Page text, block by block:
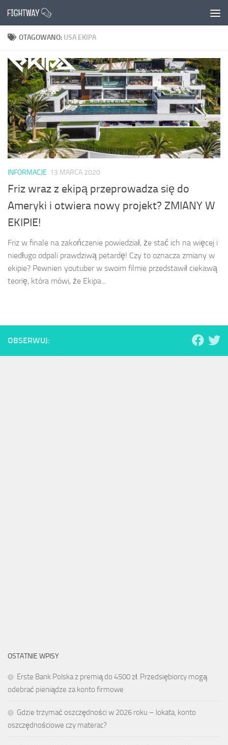
Przejdź do treści
OTAGOWANO: USA EKIPA
INFORMACJE 13 MARCA 2020
Friz wraz z ekipą przeprowadza się do
Ameryki i otwiera nowy projekt? ZMIANY W
EKIPIE!
Friz w finale na zakończenie powiedział, że stać ich na więcej i
niedługo odpali prawdziwą petardę! Czy to oznacza zmiany w
ekipie? Pewnien youtuber w swoim filmie przedstawił ciekawą
teorię, która mówi, że Ekipa...
OBSERWUJ:
OSTATNIE WPISY
Erste Bank Polska z premią do 4500 zł. Przedsiębiorcy mogą
odebrać pieniądze za konto firmowe
Gdzie trzymać oszczędności w 2026 roku – lokata, konto
oszczędnościowe czy materac?